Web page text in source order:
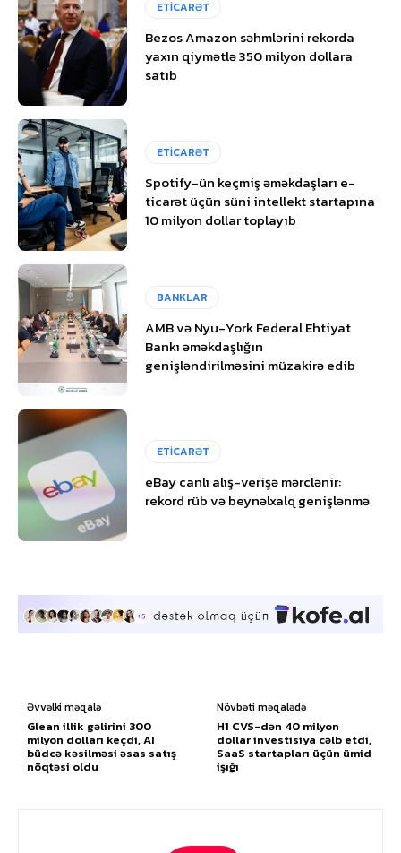
ETİCARƏT
Bezos Amazon səhmlərini rekorda
yaxın qiymətlə 350 milyon dollara
satıb
ETİCARƏT
Spotify-ün keçmiş əməkdaşları e-
ticarət üçün süni intellekt startapına
10 milyon dollar toplayıb
BANKLAR
AMB və Nyu-York Federal Ehtiyat
Bankı əməkdaşlığın
genişləndirilməsini müzakirə edib
ETİCARƏT
eBay canlı alış-verişə mərclənir:
rekord rüb və beynəlxalq genişlənmə
Əvvəlki məqalə
Glean illik gəlirini 300
milyon dolları keçdi, AI
büdcə kəsilməsi əsas satış
nöqtəsi oldu
Növbəti məqalədə
H1 CVS-dən 40 milyon
dollar investisiya cəlb etdi,
SaaS startapları üçün ümid
işığı